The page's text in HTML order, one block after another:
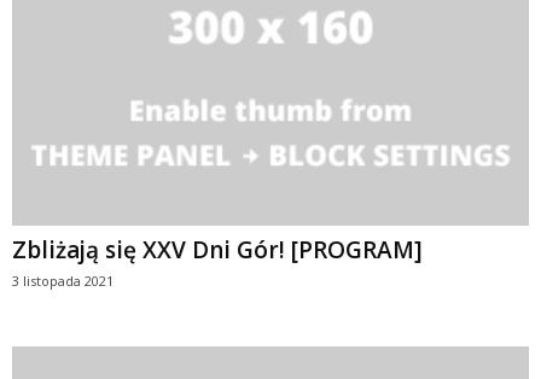
Zbliżają się XXV Dni Gór! [PROGRAM]
3 listopada 2021